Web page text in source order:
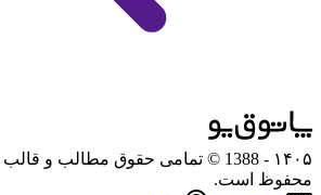
۱۴۰۵
- 1388 © تمامی حقوق مطالب و
محفوظ است.